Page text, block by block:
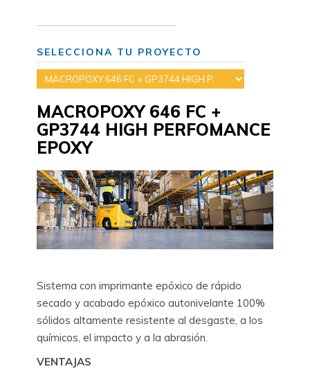
SELECCIONA TU PROYECTO
MACROPOXY 646 FC +
GP3744 HIGH PERFOMANCE
EPOXY
Sistema con imprimante epóxico de rápido
secado y acabado epóxico autonivelante 100%
sólidos altamente resistente al desgaste, a los
químicos, el impacto y a la abrasión.
VENTAJAS